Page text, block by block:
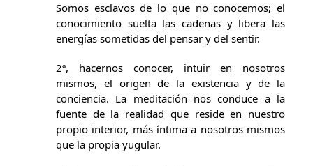
Somos esclavos de lo que no conocemos; el
conocimiento suelta las cadenas y libera las
energías sometidas del pensar y del sentir.
2ª, hacernos conocer, intuir en nosotros
mismos, el origen de la existencia y de la
conciencia. La meditación nos conduce a la
fuente de la realidad que reside en nuestro
propio interior, más íntima a nosotros mismos
que la propia yugular.